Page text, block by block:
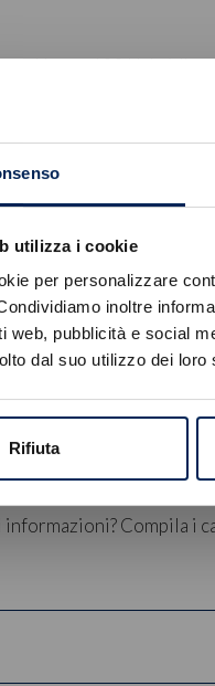
utilizza i cookie
per personalizzare
inoltre
web, pubblicità e social
dal suo utilizzo dei loro
Rifiuta
Nuova 600 Hybrid!
Compila i